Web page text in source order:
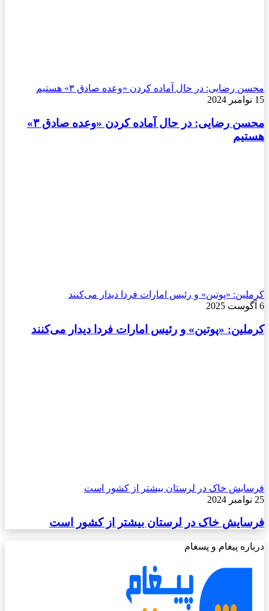
محسن رضایی: در حال آماده کردن «وعده صادق ۳» هستیم
15 نوامبر 2024
محسن رضایی: در حال آماده کردن «وعده صادق ۳»
هستیم
کرملین: «پوتین» و رئیس امارات فردا دیدار می‌کنند
6 آگوست 2025
کرملین: «پوتین» و رئیس امارات فردا دیدار می‌کنند
فرسایش خاک در لرستان بیشتر از کشور است
25 نوامبر 2024
فرسایش خاک در لرستان بیشتر از کشور است
درباره پیغام و پسغام